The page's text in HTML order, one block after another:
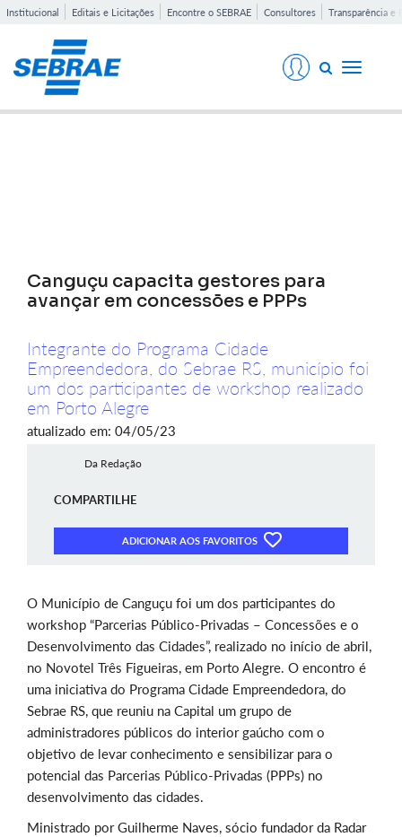
Institucional Editais e Licitações Encontre o SEBRAE Consultores Transparência e
Toggle
Canguçu capacita gestores para
avançar em concessões e PPPs
Integrante do Programa Cidade
Empreendedora, do Sebrae RS, município foi
um dos participantes de workshop realizado
em Porto Alegre
atualizado em: 04/05/23
Da Redação
COMPARTILHE
ADICIONAR AOS FAVORITOS
O Município de Canguçu foi um dos participantes do
workshop “Parcerias Público-Privadas – Concessões e o
Desenvolvimento das Cidades”, realizado no início de abril,
no Novotel Três Figueiras, em Porto Alegre. O encontro é
uma iniciativa do Programa Cidade Empreendedora, do
Sebrae RS, que reuniu na Capital um grupo de
administradores públicos do interior gaúcho com o
objetivo de levar conhecimento e sensibilizar para o
potencial das Parcerias Público-Privadas (PPPs) no
desenvolvimento das cidades.
Ministrado por Guilherme Naves, sócio fundador da Radar